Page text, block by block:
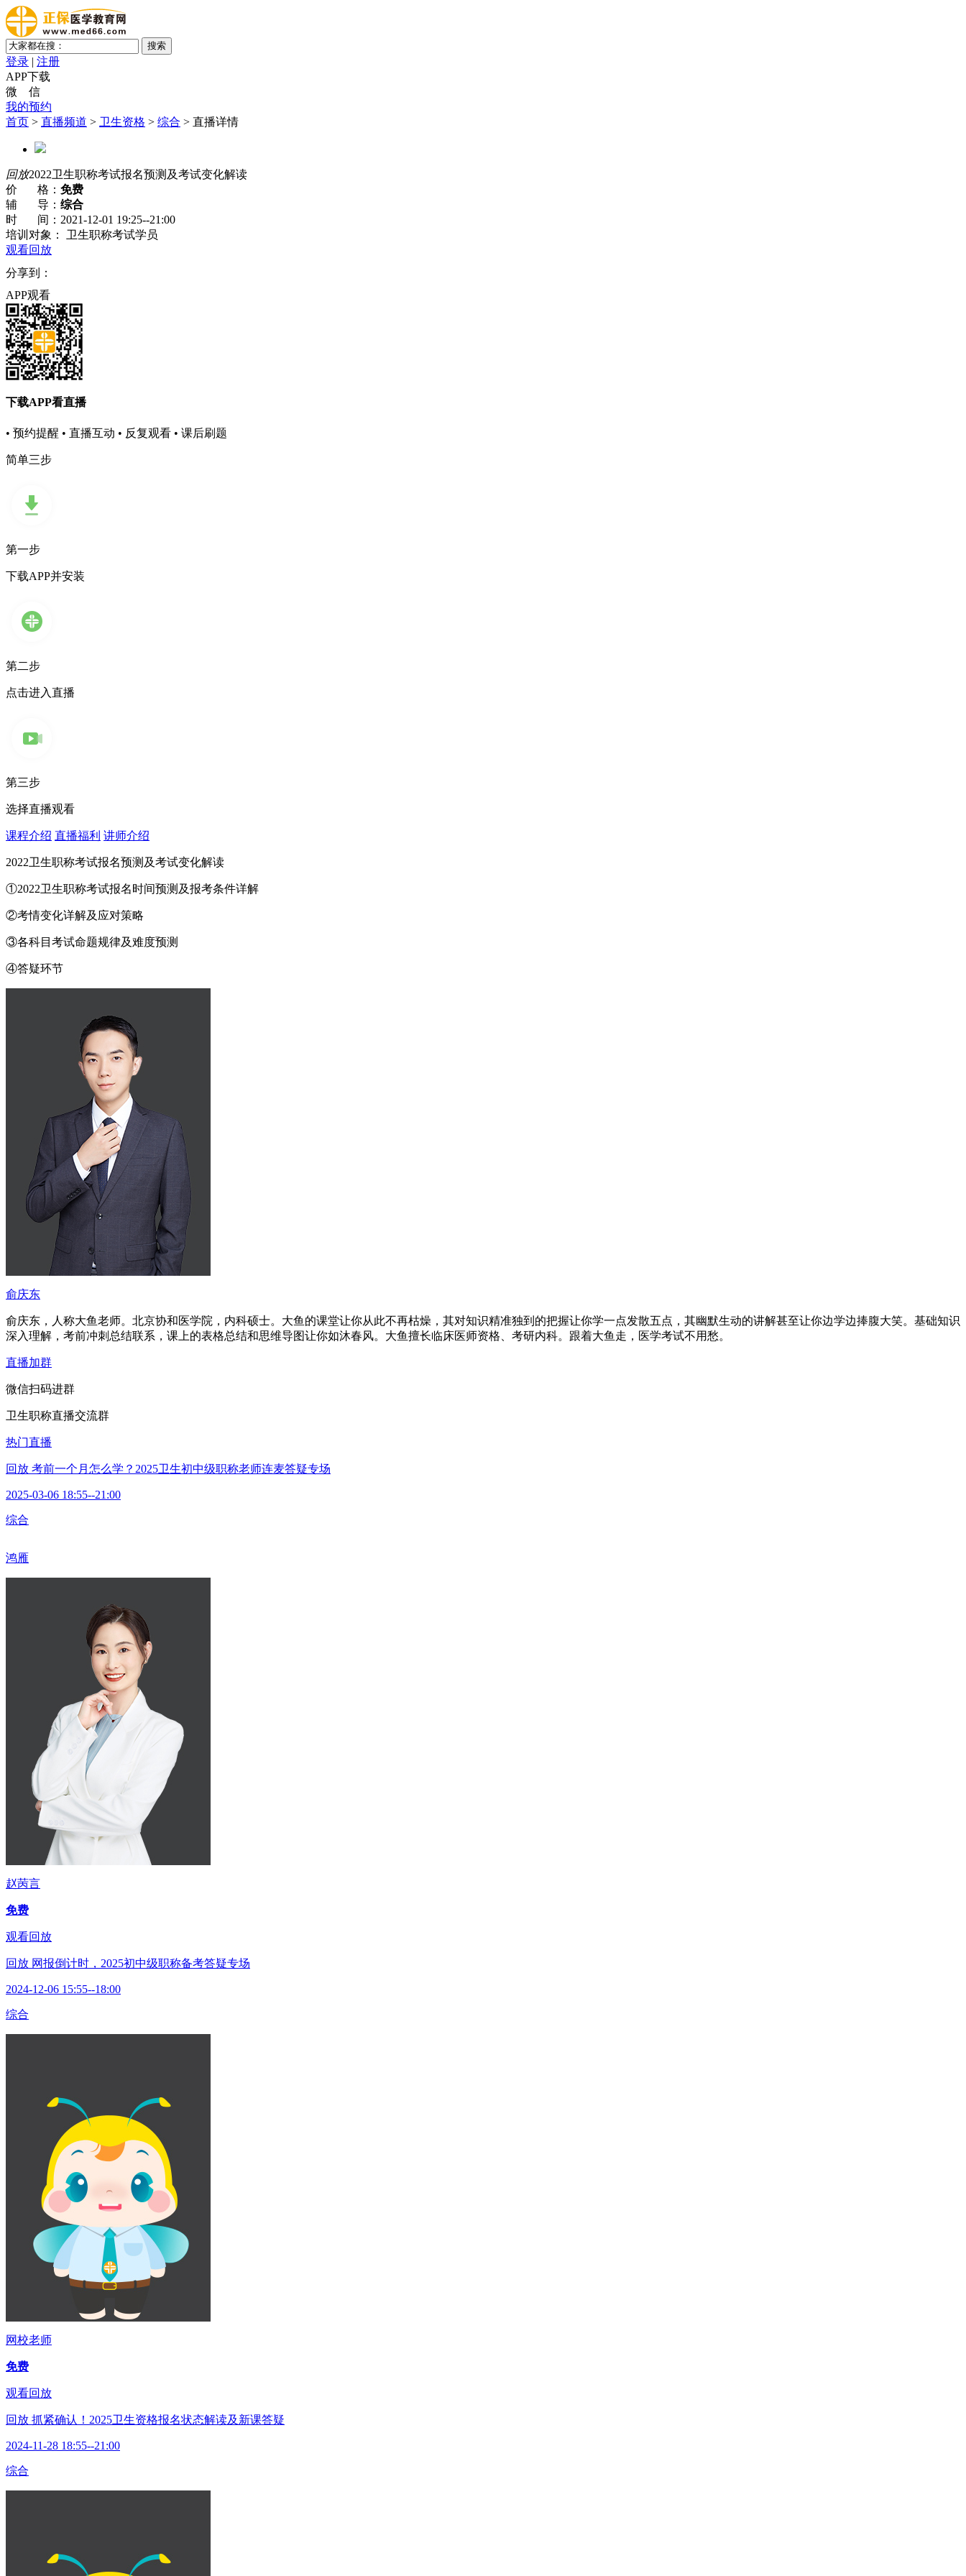
登录 | 注册
APP下载
微 信
我的预约
首页 > 直播频道 > 卫生资格 > 综合 > 直播详情
回放2022卫生职称考试报名预测及考试变化解读
价 格： 免费
辅 导： 综合
时 间： 2021-12-01 19:25--21:00
培训对象：
卫生职称考试学员
观看回放
分享到：
APP观看
下载APP看直播
• 预约提醒 • 直播互动 • 反复观看 • 课后刷题
简单三步
第一步
下载APP并安装
第二步
点击进入直播
第三步
选择直播观看
课程介绍 直播福利 讲师介绍
2022卫生职称考试报名预测及考试变化解读
①2022卫生职称考试报名时间预测及报考条件详解
②考情变化详解及应对策略
③各科目考试命题规律及难度预测
④答疑环节
俞庆东
俞庆东，人称大鱼老师。北京协和医学院，内科硕士。大鱼的课堂让你从此不再枯燥，其对知识精准独到的把握让你学一点发散五点，其幽默生动的讲解甚至让你边学边捧腹大笑。基础知识
深入理解，考前冲刺总结联系，课上的表格总结和思维导图让你如沐春风。大鱼擅长临床医师资格、考研内科。跟着大鱼走，医学考试不用愁。
直播加群
微信扫码进群
卫生职称直播交流群
热门直播
回放 考前一个月怎么学？2025卫生初中级职称老师连麦答疑专场
2025-03-06 18:55--21:00
综合
鸿雁
赵苪言
免费
观看回放
回放 网报倒计时，2025初中级职称备考答疑专场
2024-12-06 15:55--18:00
综合
网校老师
免费
观看回放
回放 抓紧确认！2025卫生资格报名状态解读及新课答疑
2024-11-28 18:55--21:00
综合